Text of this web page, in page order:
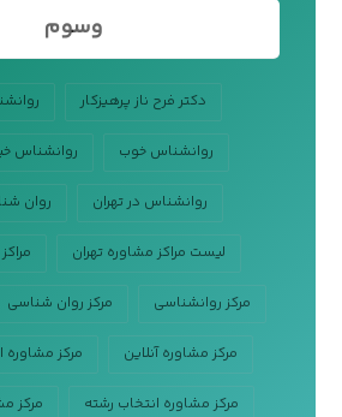
وسوم
دکتر فرح ناز پرهیزکار
روانشناس خوب روانشناس
روانشناس در تهران روان
لیست مراکز مشاوره تهران
مرکز روانشناسی مرکز روان شناسی
مرکز مشاوره آنلاین مرکز مشاوره
مرکز مشاوره انتخاب رشته مرکز